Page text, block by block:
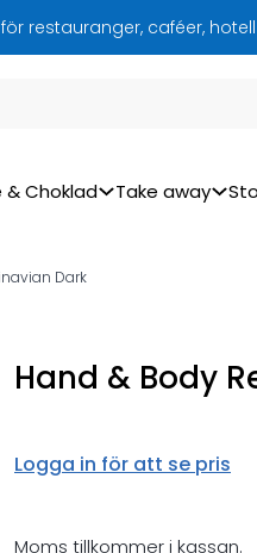
restauranger, caféer,
& Choklad Take away
Dark
Hand & Body
Logga in för att se pris
Moms tillkommer i kassan.